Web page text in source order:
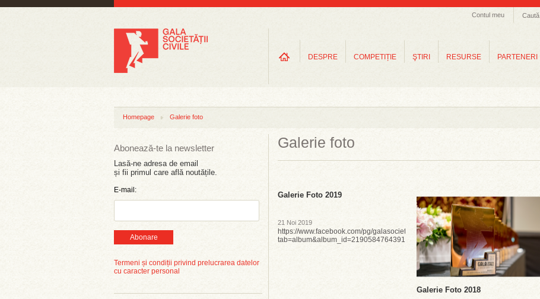
Caută
Contul meu
DESPRE COMPETIȚIE ŞTIRI RESURSE PARTENERI
Homepage Galerie foto
Abonează-te la newsletter
Lasă-ne adresa de email
și fii primul care află noutățile.
E-mail:
Abonare
Termeni și condiții privind prelucrarea datelor
cu caracter personal
Galerie foto
Galerie Foto 2019
21 Noi 2019
https://www.facebook.com/pg/galasocietatiicivile/photos/?
tab=album&album_id=2190584764391755
Galerie Foto 2018